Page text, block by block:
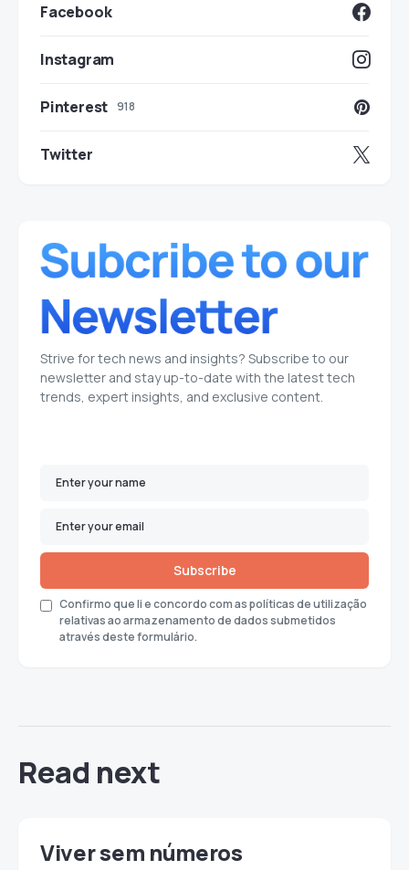
Facebook
Instagram
Pinterest 918
Twitter
Strive for tech news and insights? Subscribe to our
newsletter and stay up-to-date with the latest tech
trends, expert insights, and exclusive content.
Subscribe
Confirmo que li e concordo com as políticas de utilização
relativas ao armazenamento de dados submetidos
através deste formulário.
Read next
Viver sem números